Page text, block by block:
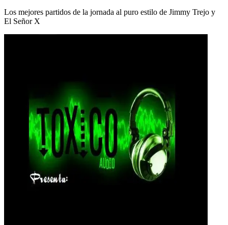
Los mejores partidos de la jornada al puro estilo de Jimmy Trejo y
El Señor X